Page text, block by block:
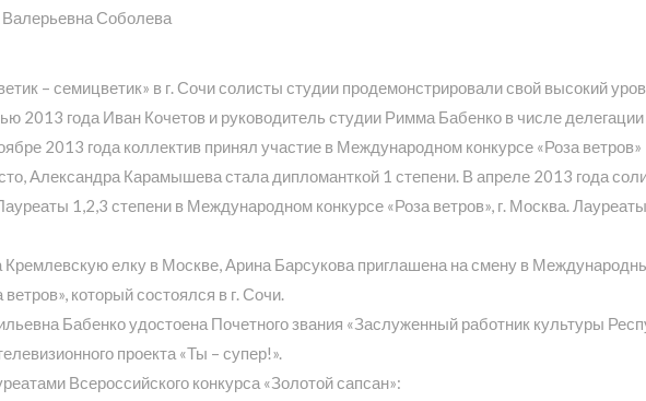
Соболева
– семицветик» в г. Сочи солисты студии продемонстрировали свой высокий
2013 года Иван Кочетов и руководитель студии Римма Бабенко в числе
2013 года коллектив принял участие в Международном конкурсе «Роза
Александра Карамышева стала дипломанткой 1 степени. В апреле 2013 года
1,2,3 степени в Международном конкурсе «Роза ветров», г. Москва.
елку в Москве, Арина Барсукова приглашена на смену в
который состоялся в г. Сочи.
Бабенко удостоена Почетного звания «Заслуженный работник культуры
проекта «Ты – супер!».
Всероссийского конкурса «Золотой сапсан»: